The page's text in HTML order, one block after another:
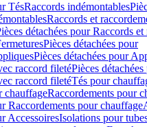
TésRaccords indémontables
Raccords et
détachées pour Raccords et
Pièces détachées pour
Pièces détachées pour
raccord filetéPièces
raccord filetéTés pour
chauffageRaccordements pour
Raccordements pour chauffage
AccessoiresIsolations pour